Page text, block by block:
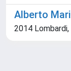
Alberto
2014 Lombardi,